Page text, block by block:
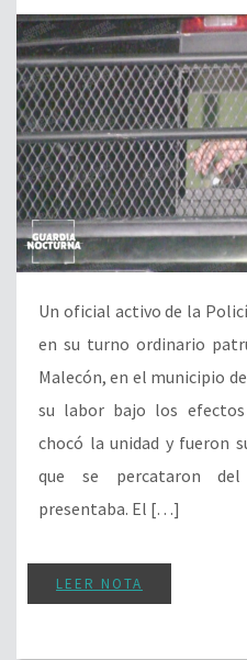
Un oficial activo de la
en su turno ordinario
Malecón, en el municipio
su labor bajo los
chocó la unidad y fueron
que se percataron
presentaba. El […]
LEER NOTA